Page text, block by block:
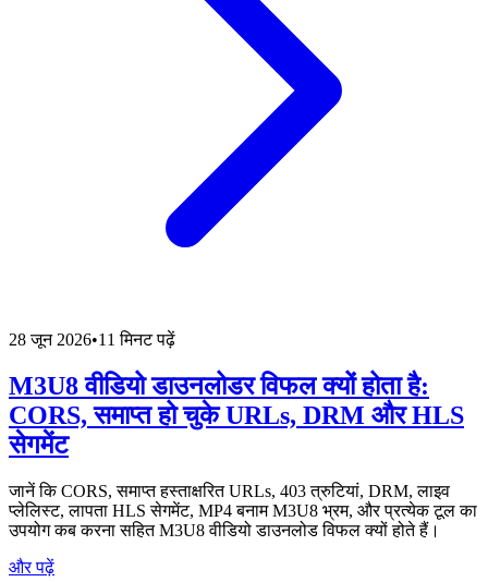
28 जून 2026•11 मिनट पढ़ें
M3U8 वीडियो डाउनलोडर विफल क्यों होता है:
CORS, समाप्त हो चुके URLs, DRM और HLS
सेगमेंट
जानें कि CORS, समाप्त हस्ताक्षरित URLs, 403 त्रुटियां, DRM, लाइव
प्लेलिस्ट, लापता HLS सेगमेंट, MP4 बनाम M3U8 भ्रम, और प्रत्येक टूल का
उपयोग कब करना सहित M3U8 वीडियो डाउनलोड विफल क्यों होते हैं।
और पढ़ें